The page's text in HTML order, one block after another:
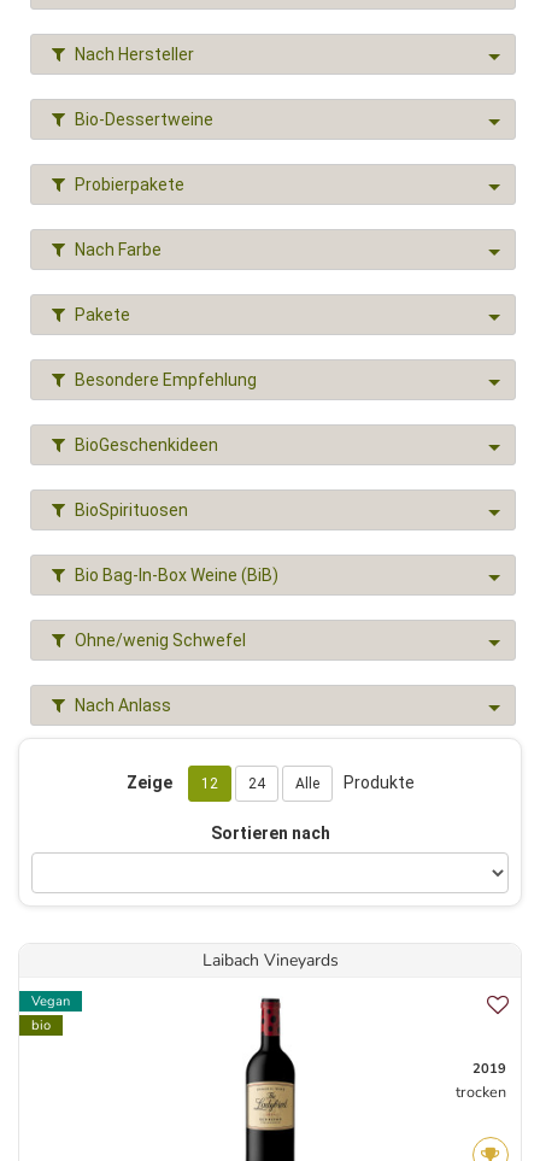
Nach Hersteller
Bio-Dessertweine
Probierpakete
Nach Farbe
Pakete
Besondere Empfehlung
BioGeschenkideen
BioSpirituosen
Bio Bag-In-Box Weine (BiB)
Ohne/wenig Schwefel
Nach Anlass
Zeige 12 24 Alle Produkte
Sortieren nach
Laibach Vineyards
Vegan
bio
2019
trocken